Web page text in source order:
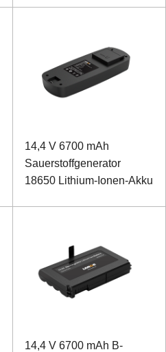
14,4 V 6700 mAh
Sauerstoffgenerator
18650 Lithium-Ionen-Akku
14,4 V 6700 mAh B-